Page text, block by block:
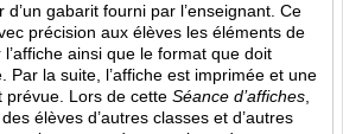
d’un gabarit fourni par l’enseignant. Ce
précision aux élèves les éléments de
ainsi que le format que doit
Par la suite, l’affiche est imprimée et une
prévue. Lors de cette Séance d’affiches
élèves d’autres classes et d’autres